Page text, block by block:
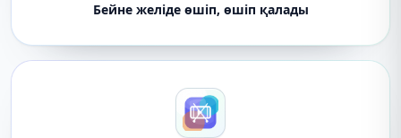
Бейне желіде өшіп, өшіп қалады